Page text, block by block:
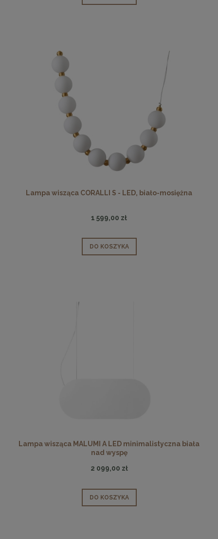
Lampa wisząca CORALLI S - LED, biało-mosiężna
1 599,00 zł
DO KOSZYKA
Lampa wisząca MALUMI A LED minimalistyczna biała
nad wyspę
2 099,00 zł
DO KOSZYKA